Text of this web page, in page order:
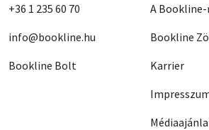
+36 1 235 60 70
info@bookline.hu
Bookline Bolt
A
Bookline
Karrier